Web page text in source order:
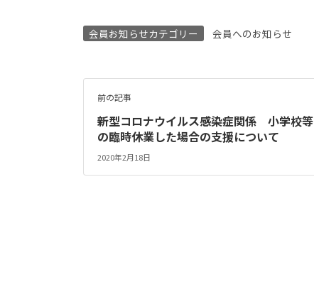
会員お知らせカテゴリー 会員へのお知らせ
前の記事
新型コロナウイルス感染症関係 小学校等
の臨時休業した場合の支援について
2020年2月18日